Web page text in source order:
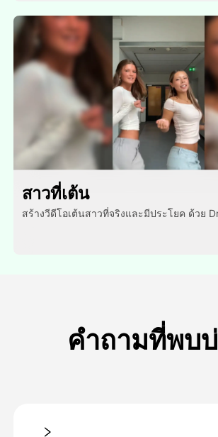
สาวที่เต้น
สร้างวีดีโอเต้นสาวที่จริงและมีประโยค ด้วย
คำถามที่พบ